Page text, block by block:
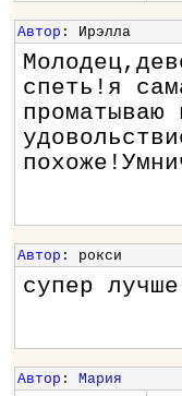
Автор : Ирэлла
спеть!я
Автор : рокси
супер
Автор : Мария